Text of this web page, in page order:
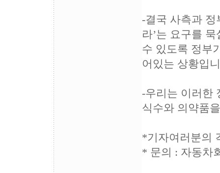
-결국 사측과 정
라’는 요구를
수 있도록 정부
어있는 상황입
-우리는 이러한
식수와 의약품
*기자여러분의
* 문의 : 자동차